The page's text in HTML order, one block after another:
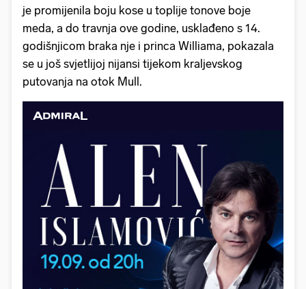
je promijenila boju kose u toplije tonove boje
meda, a do travnja ove godine, usklađeno s 14.
godišnjicom braka nje i princa Williama, pokazala
se u još svjetlijoj nijansi tijekom kraljevskog
putovanja na otok Mull.